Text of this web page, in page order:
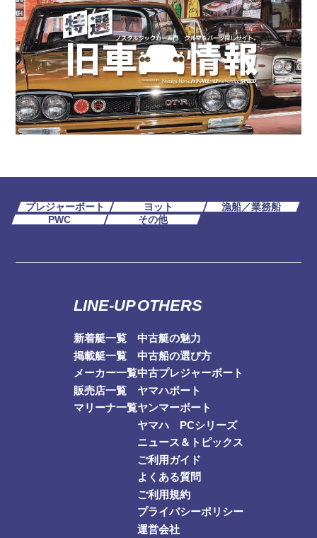
プレジャーボート ヨット
漁船／業務船
PWC
その他
LINE-UP
新着艇一覧
掲載艇一覧
メーカー一覧
販売店一覧
マリーナ一覧
OTHERS
中古艇の魅力
中古船の選び方
中古プレジャーボート
ヤマハボート
ヤンマーボート
ヤマハ PCシリーズ
ニュース＆トピックス
ご利用ガイド
よくある質問
ご利用規約
プライバシーポリシー
運営会社